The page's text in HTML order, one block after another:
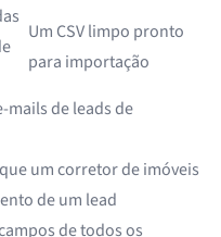
Um CSV limpo pronto
para importação
mails de leads de
um corretor de imóveis
de um lead
de todos os